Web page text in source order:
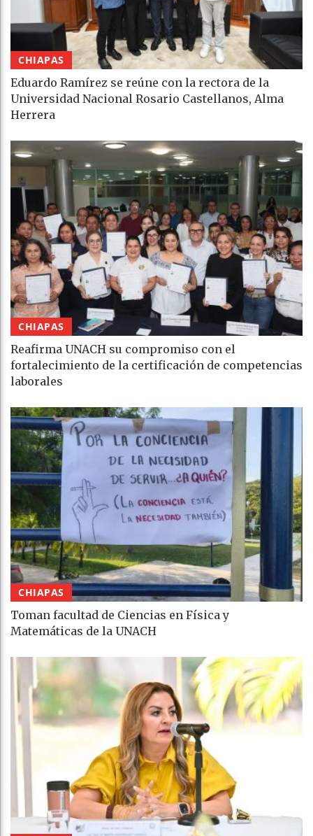
CHIAPAS
Eduardo Ramírez se reúne con la rectora de la
Universidad Nacional Rosario Castellanos, Alma
Herrera
CHIAPAS
Reafirma UNACH su compromiso con el
fortalecimiento de la certificación de competencias
laborales
CHIAPAS
Toman facultad de Ciencias en Física y
Matemáticas de la UNACH